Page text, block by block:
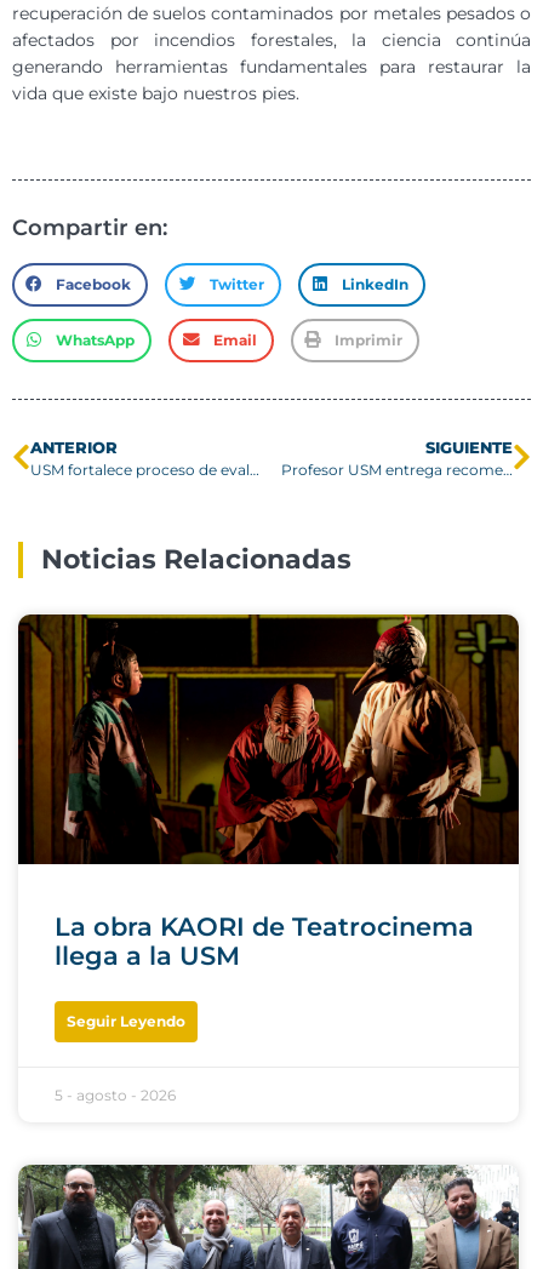
recuperación de suelos contaminados por metales pesados o
afectados por incendios forestales, la ciencia continúa
generando herramientas fundamentales para restaurar la
vida que existe bajo nuestros pies.
Compartir en:
Facebook Twitter LinkedIn
WhatsApp Email Imprimir
ANTERIOR
USM fortalece proceso de evaluación de desempeño con segundo lanzamiento de capacitación
SIGUIENTE
Profesor USM entrega recomendaciones ante aumento de viajes en avión con mascotas
Noticias Relacionadas
La obra KAORI de Teatrocinema
llega a la USM
Seguir Leyendo
5 - agosto - 2026